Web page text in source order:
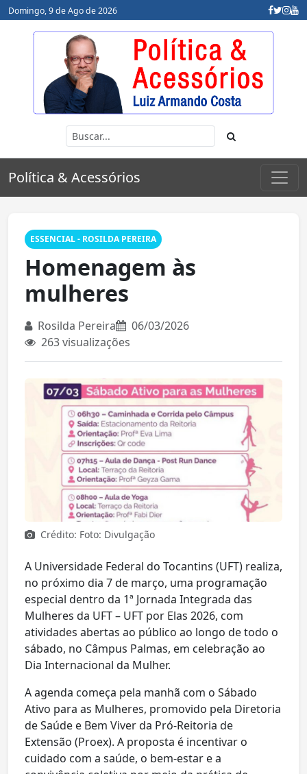
Domingo, 9 de Ago de 2026
Política & Acessórios
ESSENCIAL - ROSILDA PEREIRA
Homenagem às
mulheres
Rosilda Pereira
06/03/2026
263 visualizações
Crédito: Foto: Divulgação
A Universidade Federal do Tocantins (UFT) realiza,
no próximo dia 7 de março, uma programação
especial dentro da 1ª Jornada Integrada das
Mulheres da UFT – UFT por Elas 2026, com
atividades abertas ao público ao longo de todo o
sábado, no Câmpus Palmas, em celebração ao
Dia Internacional da Mulher.
A agenda começa pela manhã com o Sábado
Ativo para as Mulheres, promovido pela Diretoria
de Saúde e Bem Viver da Pró-Reitoria de
Extensão (Proex). A proposta é incentivar o
cuidado com a saúde, o bem-estar e a